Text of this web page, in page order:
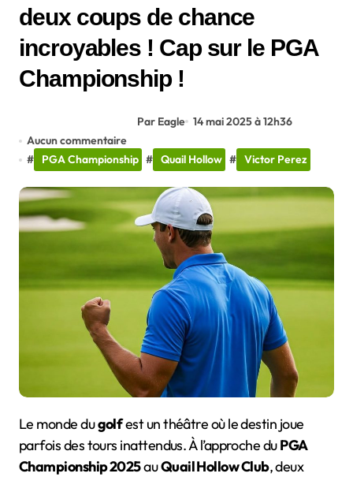
deux coups de chance
incroyables ! Cap sur le PGA
Championship !
Par Eagle 14 mai 2025 à 12h36
Aucun commentaire
#
PGA Championship # Quail Hollow # Victor Perez
Le monde dugolfest un théâtre où le destin joue
parfois des tours inattendus. À l’approche duPGA
Championship 2025auQuail Hollow Club, deux